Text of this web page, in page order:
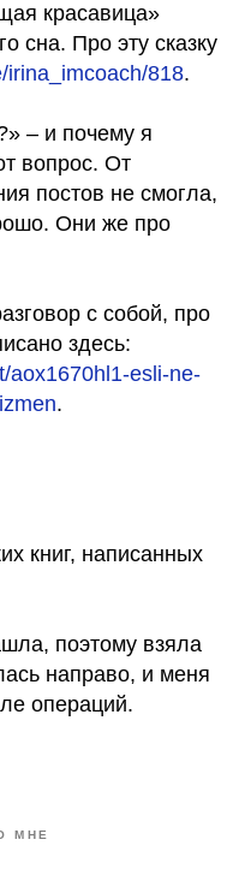
красавица»
сна. Про эту сказку
irina_imcoach/818.
– и почему я
вопрос. От
постов не смогла,
Они же про
с собой, про
здесь:
aox1670hl1-esli-ne-
.
книг, написанных
поэтому взяла
направо, и меня
операций.
МНЕ